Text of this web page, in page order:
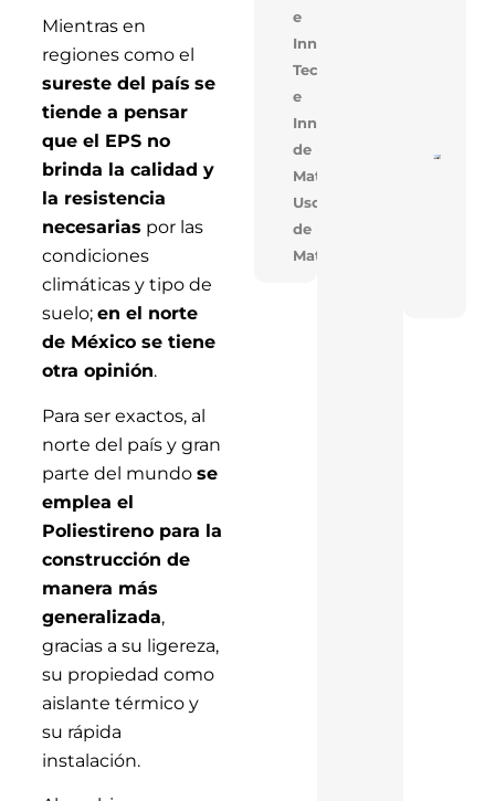
Mientras en
regiones como el
sureste del país se
tiende a pensar
que el EPS no
brinda la calidad y
la resistencia
necesarias por las
condiciones
climáticas y tipo de
suelo; en el norte
de México se tiene
otra opinión.
Para ser exactos, al
norte del país y gran
parte del mundo se
emplea el
Poliestireno para la
construcción de
manera más
generalizada,
gracias a su ligereza,
su propiedad como
aislante térmico y
su rápida
instalación.
e
Innovación
Tecnologia
e
Innovacion,Uso
de
Materiales
Uso
de
Materiales